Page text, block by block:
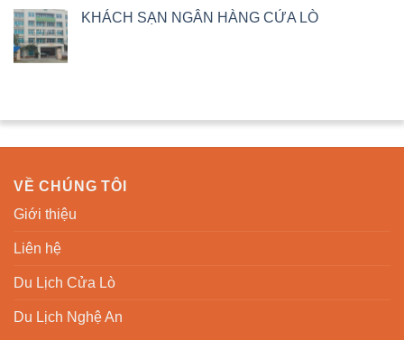
KHÁCH SẠN NGÂN HÀNG CỬA LÒ
VỀ CHÚNG TÔI
Giới thiệu
Liên hệ
Du Lịch Cửa Lò
Du Lịch Nghệ An